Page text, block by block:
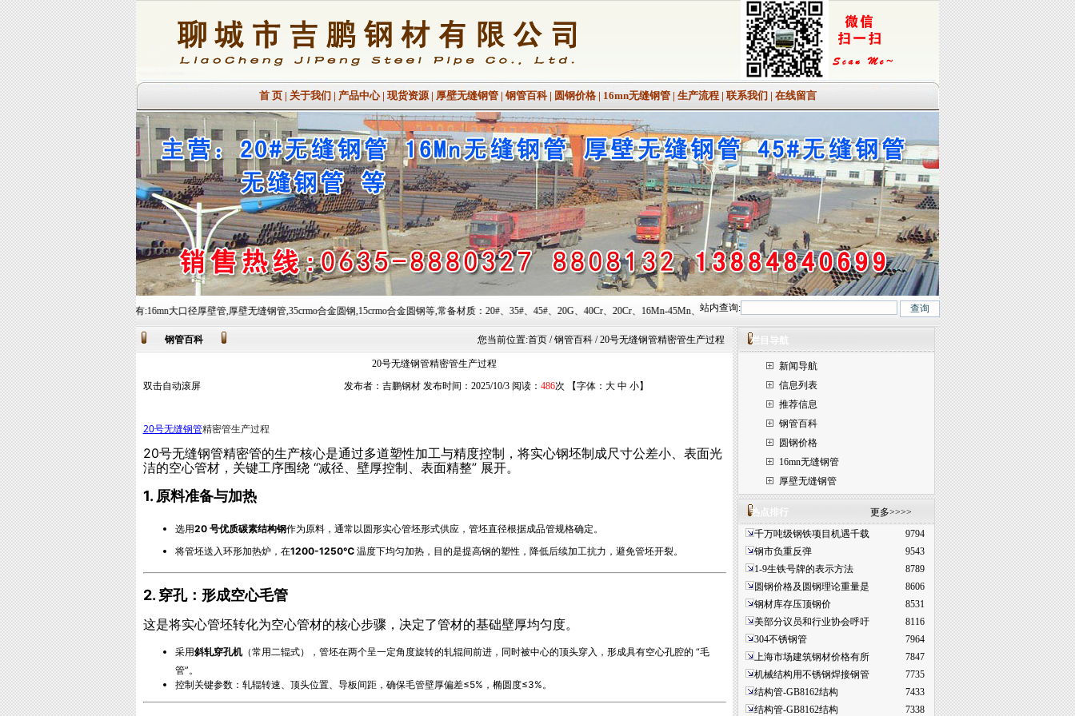
首 页| 关于我们 | 产品中心| 现货资源| 厚壁无缝钢管| 钢管百科| 圆钢价格| 16mn无缝钢管| 生产流程| 联系我们 | 在线留言
公司欢迎您的到来!主营业务有:16mn大口径厚壁管,厚壁无缝钢管,35crmo合金圆钢,15crmo合金圆钢等,常备材质：20#、35#、45#、20G、40Cr、20Cr、16Mn-45Mn、27SiMn、Cr5Mo、12CrMo(T12)、12Cr1MoV、12Cr1MoVG、10CrMo910、 15CrMo、
站内查询:
钢管百科 您当前位置:首页 / 钢管百科 / 20号无缝钢管精密管生产过程
20号无缝钢管精密管生产过程
双击自动滚屏
发布者：吉鹏钢材 发布时间：2025/10/3 阅读： 486次 【字体： 大 中 小】
20号无缝钢管精密管生产过程
20号无缝钢管精密管的生产核心是通过多道塑性加工与精度控制，将实心钢坯制成尺寸公差小、表面光
洁的空心管材，关键工序围绕 “减径、壁厚控制、表面精整” 展开。
1. 原料准备与加热
选用20 号优质碳素结构钢作为原料，通常以圆形实心管坯形式供应，管坯直径根据成品管规格确定。
将管坯送入环形加热炉，在1200-1250℃温度下均匀加热，目的是提高钢的塑性，降低后续加工抗力，避免管坯开裂。
2. 穿孔：形成空心毛管
这是将实心管坯转化为空心管材的核心步骤，决定了管材的基础壁厚均匀度。
采用斜轧穿孔机（常用二辊式），管坯在两个呈一定角度旋转的轧辊间前进，同时被中心的顶头穿入，形成具有空心孔腔的 “毛
管”。
控制关键参数：轧辊转速、顶头位置、导板间距，确保毛管壁厚偏差≤5%，椭圆度≤3%。
栏目导航
新闻导航
信息列表
推荐信息
钢管百科
圆钢价格
16mn无缝钢管
厚壁无缝钢管
热点排行
更多>>>>
千万吨级钢铁项目机遇千载
9794
钢市负重反弹
9543
1-9生铁号牌的表示方法
8789
圆钢价格及圆钢理论重量是
8606
钢材库存压顶钢价
8531
美部分议员和行业协会呼吁
8116
304不锈钢管
7964
上海市场建筑钢材价格有所
7847
机械结构用不锈钢焊接钢管
7735
结构管-GB8162结构
7433
结构管-GB8162结构
7338